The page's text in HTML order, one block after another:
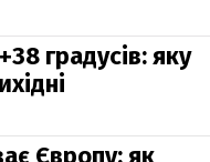
градусів: яку
Європу: як